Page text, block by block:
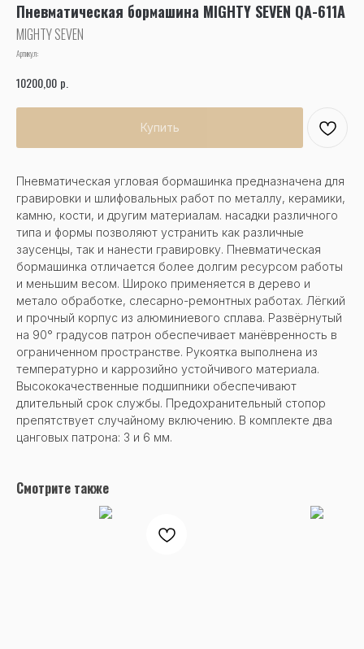
Пневматическая бормашина MIGHTY SEVEN QA-611A
MIGHTY SEVEN
Артикул:
10200,00 р.
Купить
Пневматическая угловая бормашинка предназначена для
гравировки и шлифовальных работ по металлу, керамики,
камню, кости, и другим материалам. насадки различного
типа и формы позволяют устранить как различные
заусенцы, так и нанести гравировку. Пневматическая
бормашинка отличается более долгим ресурсом работы
и меньшим весом. Широко применяется в дерево и
метало обработке, слесарно-ремонтных работах. Лёгкий
и прочный корпус из алюминиевого сплава. Развёрнутый
на 90° градусов патрон обеспечивает манёвренность в
ограниченном пространстве. Рукоятка выполнена из
температурно и каррозийно устойчивого материала.
Высококачественные подшипники обеспечивают
длительный срок службы. Предохранительный стопор
препятствует случайному включению. В комплекте два
цанговых патрона: 3 и 6 мм.
Смотрите также